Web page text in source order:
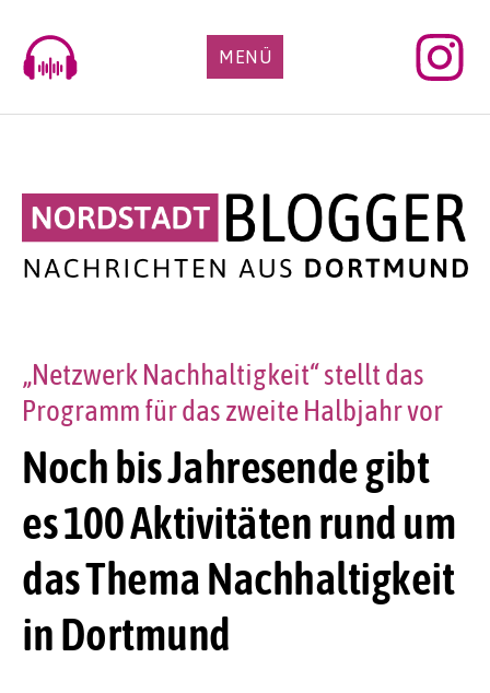
content
MENÜ
Noch bis Jahresende gibt
es 100 Aktivitäten rund um
das Thema Nachhaltigkeit
in Dortmund
„Netzwerk Nachhaltigkeit“ stellt das
Programm für das zweite Halbjahr vor